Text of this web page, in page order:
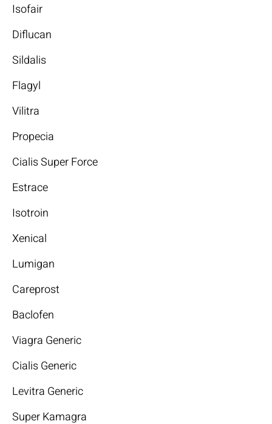
Isofair
Diflucan
Sildalis
Flagyl
Vilitra
Propecia
Cialis Super Force
Estrace
Isotroin
Xenical
Lumigan
Careprost
Baclofen
Viagra Generic
Cialis Generic
Levitra Generic
Super Kamagra